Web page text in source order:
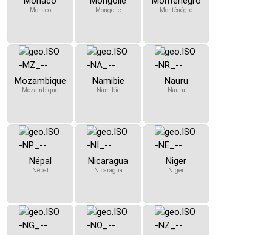
Monaco Mongolie Monténégro
Mozambique
Mozambique
Namibie
Namibie
Nauru
Nauru
Népal
Népal
Nicaragua
Nicaragua
Niger
Niger